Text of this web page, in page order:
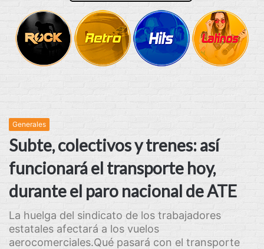
Generales
Subte, colectivos y trenes: así
funcionará el transporte hoy,
durante el paro nacional de ATE
La huelga del sindicato de los trabajadores
estatales afectará a los vuelos
aerocomerciales.Qué pasará con el transporte